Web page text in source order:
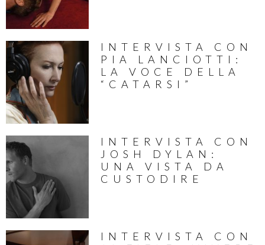
INTERVISTA CON
PIA LANCIOTTI:
LA VOCE DELLA
“CATARSI”
INTERVISTA CON
JOSH DYLAN:
UNA VISTA DA
CUSTODIRE
INTERVISTA CON